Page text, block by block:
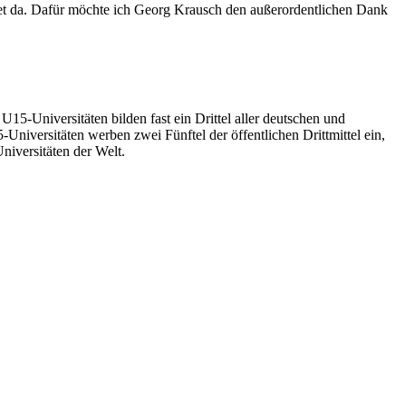
da. Dafür möchte ich Georg Krausch den außerordentlichen Dank
Universitäten bilden fast ein Drittel aller deutschen und
Universitäten werben zwei Fünftel der öffentlichen Drittmittel ein,
der Welt.